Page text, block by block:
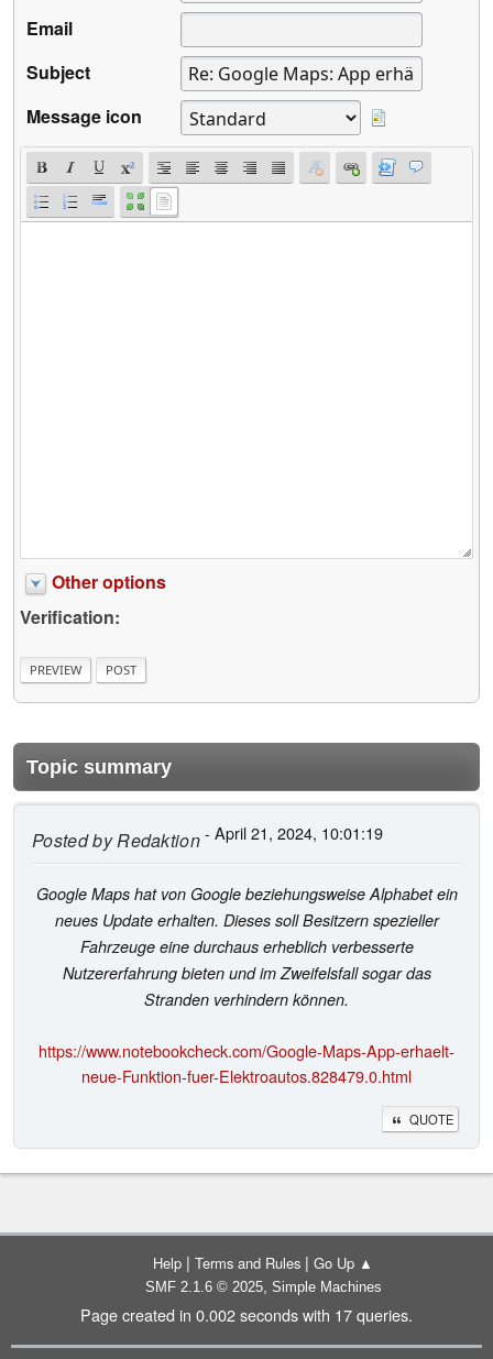
Email
Subject
Message icon
Other options
Verification:
Topic summary
Posted byRedaktion- April 21, 2024, 10:01:19
Google Maps hat von Google beziehungsweise Alphabet ein
neues Update erhalten. Dieses soll Besitzern spezieller
Fahrzeuge eine durchaus erheblich verbesserte
Nutzererfahrung bieten und im Zweifelsfall sogar das
Stranden verhindern können.
https://www.notebookcheck.com/Google-Maps-App-erhaelt-
neue-Funktion-fuer-Elektroautos.828479.0.html
QUOTE
Help | Terms and Rules | Go Up ▲
SMF 2.1.6 © 2025, Simple Machines
Page created in 0.002 seconds with 17 queries.